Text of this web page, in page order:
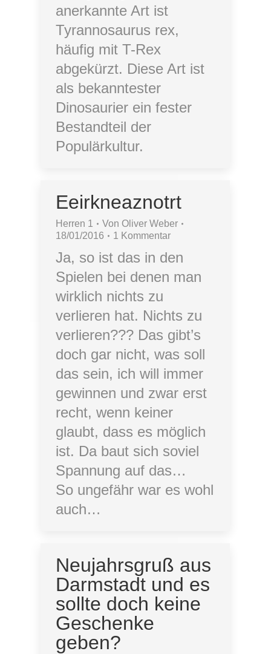
anerkannte Art ist
Tyrannosaurus rex,
häufig mit T-Rex
abgekürzt. Diese Art ist
als bekanntester
Dinosaurier ein fester
Bestandteil der
Populärkultur.
Eeirkneaznotrt
Herren 1 Von Oliver Weber
18/01/2016
1 Kommentar
Ja, so ist das in den
Spielen bei denen man
wirklich nichts zu
verlieren hat. Nichts zu
verlieren??? Das gibt’s
doch gar nicht, was soll
das sein, ich will immer
gewinnen und zwar erst
recht, wenn keiner
glaubt, dass es möglich
ist. Da baut sich soviel
Spannung auf das…
So ungefähr war es wohl
auch…
Neujahrsgruß aus
Darmstadt und es
sollte doch keine
Geschenke
geben?